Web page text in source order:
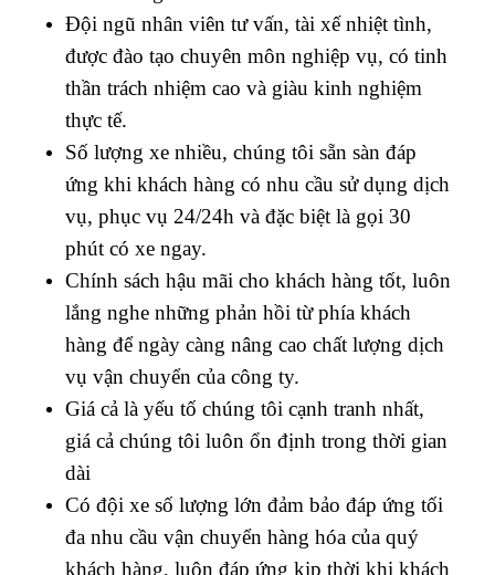
Đội ngũ nhân viên tư vấn, tài xế nhiệt tình,
được đào tạo chuyên môn nghiệp vụ, có tinh
thần trách nhiệm cao và giàu kinh nghiệm
thực tế.
Số lượng xe nhiều, chúng tôi sẵn sàn đáp
ứng khi khách hàng có nhu cầu sử dụng dịch
vụ, phục vụ 24/24h và đặc biệt là gọi 30
phút có xe ngay.
Chính sách hậu mãi cho khách hàng tốt, luôn
lắng nghe những phản hồi từ phía khách
hàng để ngày càng nâng cao chất lượng dịch
vụ vận chuyển của công ty.
Giá cả là yếu tố chúng tôi cạnh tranh nhất,
giá cả chúng tôi luôn ổn định trong thời gian
dài
Có đội xe số lượng lớn đảm bảo đáp ứng tối
đa nhu cầu vận chuyển hàng hóa của quý
khách hàng, luôn đáp ứng kịp thời khi khách